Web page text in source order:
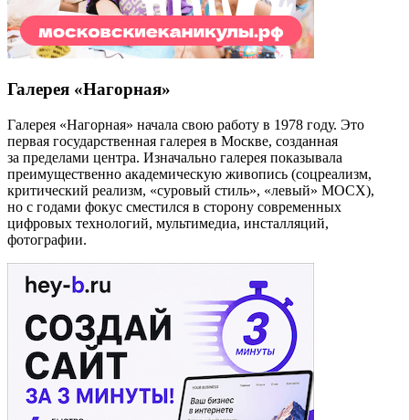
Галерея «Нагорная»
Галерея «Нагорная» начала свою работу в 1978 году. Это
первая государственная галерея в Москве, созданная
за пределами центра. Изначально галерея показывала
преимущественно академическую живопись (cоцреализм,
критический реализм, «суровый стиль», «левый» МОСХ),
но с годами фокус сместился в сторону современных
цифровых технологий, мультимедиа, инсталляций,
фотографии.